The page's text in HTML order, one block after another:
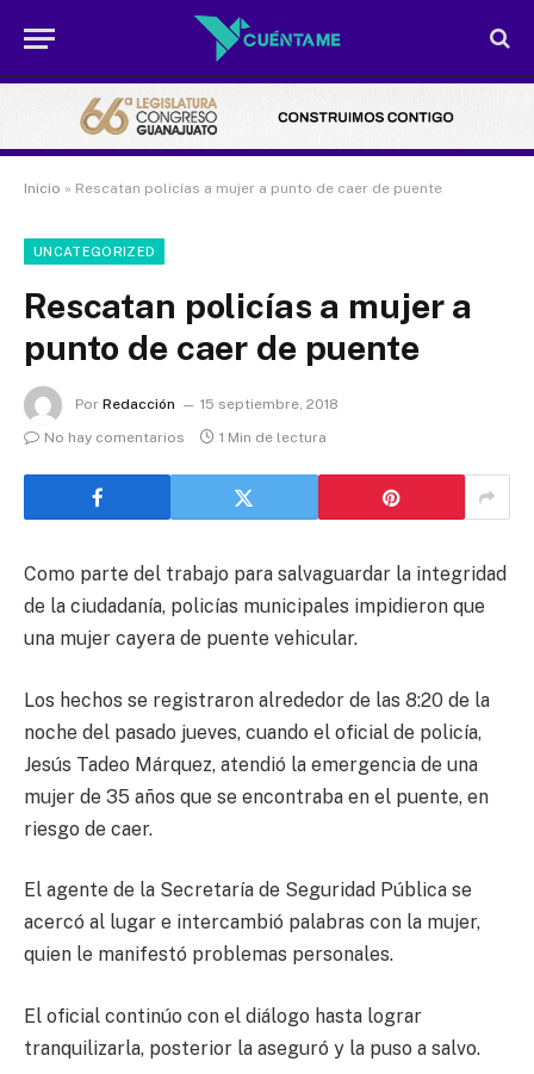
Inicio » Rescatan policías a mujer a punto de caer de puente
UNCATEGORIZED
Rescatan policías a mujer a
punto de caer de puente
Por Redacción
15 septiembre, 2018
No hay comentarios
1 Min de lectura
Como parte del trabajo para salvaguardar la integridad
de la ciudadanía, policías municipales impidieron que
una mujer cayera de puente vehicular.
Los hechos se registraron alrededor de las 8:20 de la
noche del pasado jueves, cuando el oficial de policía,
Jesús Tadeo Márquez, atendió la emergencia de una
mujer de 35 años que se encontraba en el puente, en
riesgo de caer.
El agente de la Secretaría de Seguridad Pública se
acercó al lugar e intercambió palabras con la mujer,
quien le manifestó problemas personales.
El oficial continúo con el diálogo hasta lograr
tranquilizarla, posterior la aseguró y la puso a salvo.